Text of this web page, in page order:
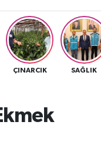
ÇINARCIK SAĞLIK